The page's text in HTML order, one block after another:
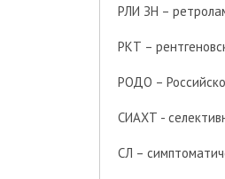
РЛИ ЗН –
РКТ –
РОДО –
СИАХТ -
СЛ –